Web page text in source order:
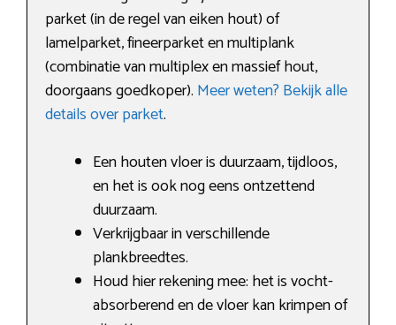
parket (in de regel van eiken hout) of
lamelparket, fineerparket en multiplank
(combinatie van multiplex en massief hout,
doorgaans goedkoper). Meer weten? Bekijk alle
details over parket.
Een houten vloer is duurzaam, tijdloos,
en het is ook nog eens ontzettend
duurzaam.
Verkrijgbaar in verschillende
plankbreedtes.
Houd hier rekening mee: het is vocht-
absorberend en de vloer kan krimpen of